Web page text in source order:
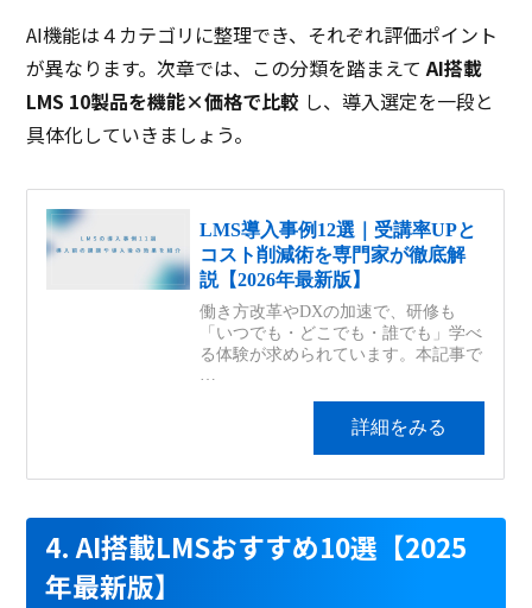
AI機能は４カテゴリに整理でき、それぞれ評価ポイント
が異なります。次章では、この分類を踏まえてAI搭載
LMS 10製品を機能×価格で比較 し、導入選定を一段と
具体化していきましょう。
4. AI搭載LMSおすすめ10選【2025
年最新版】